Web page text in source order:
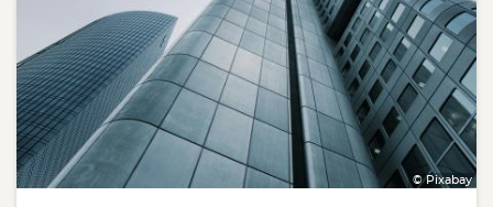
© Pixabay